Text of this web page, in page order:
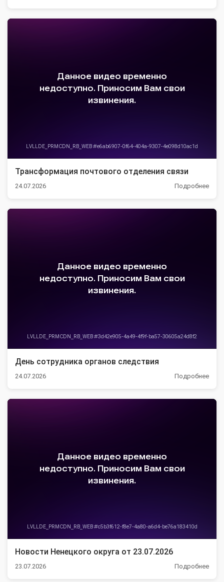
Трансформация почтового отделения связи
24.07.2026 Подробнее
День сотрудника органов следствия
24.07.2026 Подробнее
Новости Ненецкого округа от 23.07.2026
23.07.2026 Подробнее